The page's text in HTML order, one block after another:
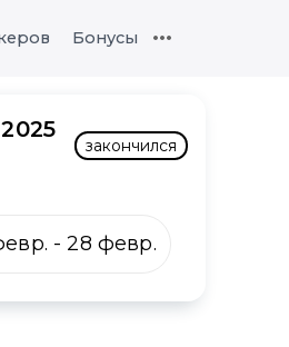
Бонусы
закончился
-28 февр.